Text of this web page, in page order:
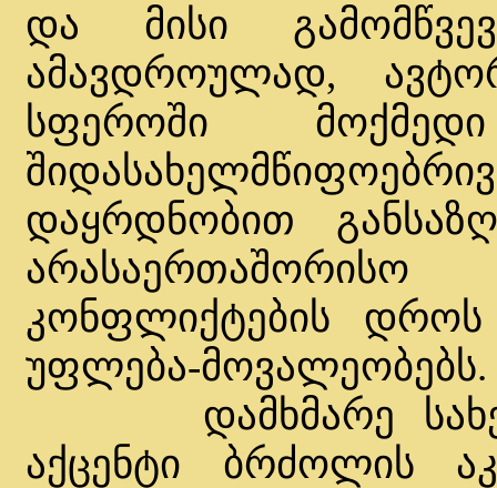
და მისი
ამავდროულად,
სფეროში
დაყრდნობით
კონფლიქტების დროს
უფლება-მოვალეობებს.
დამხმარე
აქცენტი ბრძოლის